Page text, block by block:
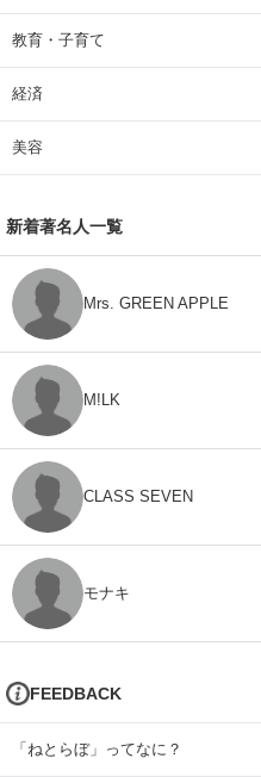
教育・子育て
経済
美容
新着著名人一覧
Mrs. GREEN APPLE
M!LK
CLASS SEVEN
モナキ
FEEDBACK
「ねとらぼ」ってなに？